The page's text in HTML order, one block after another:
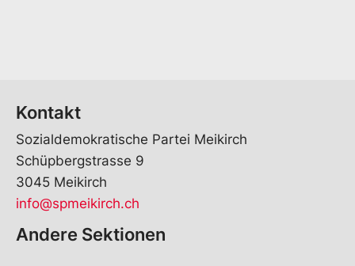
Kontakt
Sozialdemokratische Partei Meikirch
Schüpbergstrasse 9
3045 Meikirch
info@spmeikirch.ch
Andere Sektionen